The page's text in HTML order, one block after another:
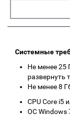
Системные
Не менее 25
развернуть
Не менее 8
CPU Core i5
ОС Windows